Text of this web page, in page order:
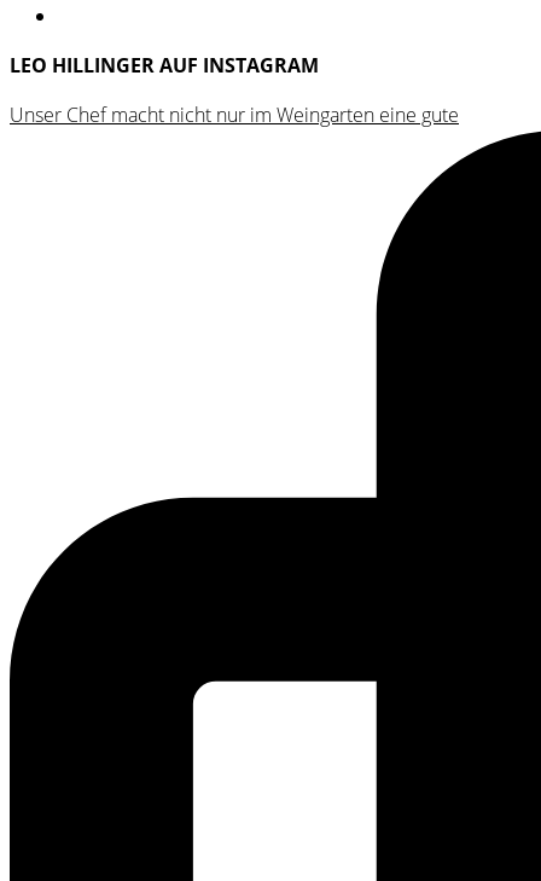
LEO HILLINGER AUF INSTAGRAM
Unser Chef macht nicht nur im Weingarten eine gute